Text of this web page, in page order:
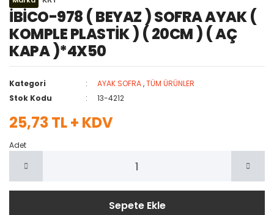
İBİCO-978 ( BEYAZ ) SOFRA AYAK (
KOMPLE PLASTİK ) ( 20CM ) ( AÇ
KAPA )*4X50
Kategori AYAK SOFRA,TÜM ÜRÜNLER
Stok Kodu
13-4212
25,73 TL + KDV
Adet
Sepete Ekle